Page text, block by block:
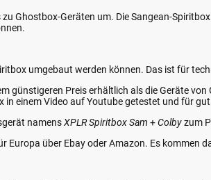
Ghostbox-Geräten um. Die Sangean-
umgebaut werden können. Das ist für
günstigeren Preis erhältlich als die Geräte von
in einem Video auf Youtube getestet und für
namensXPLR Spiritbox Sam +Colbyzum
Europa über Ebay oder Amazon. Es kommen